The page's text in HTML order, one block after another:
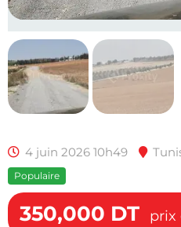
4 juin 2026 10h49
Populaire
350,000 DT prix